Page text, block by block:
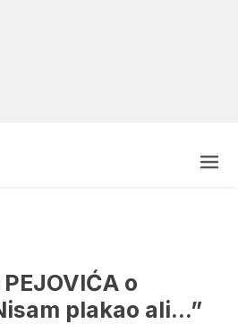
o
plakao ali…”